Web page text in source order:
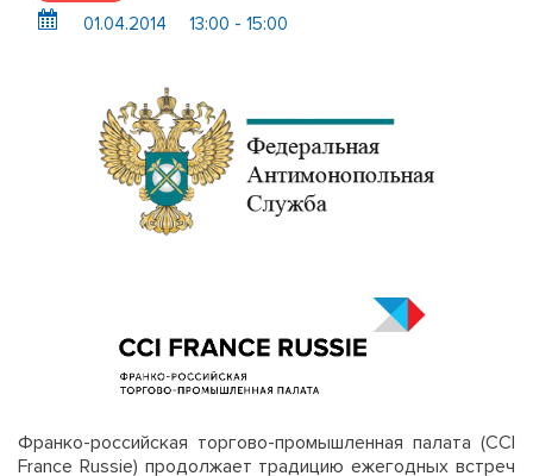
01.04.2014 13:00 - 15:00
Франко-российская торгово-промышленная палата (CCI
France Russie) продолжает традицию ежегодных встреч